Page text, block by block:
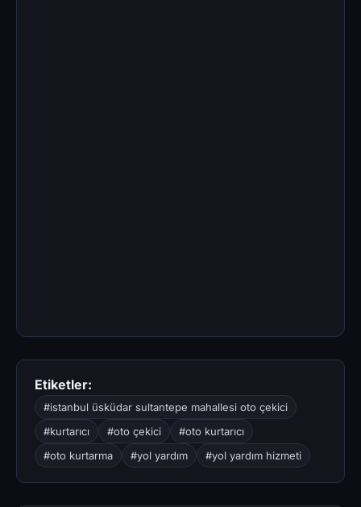
Etiketler:
#istanbul üsküdar sultantepe mahallesi oto çekici
#kurtarıcı
#oto çekici
#oto kurtarıcı
#oto kurtarma
#yol yardım #yol yardım hizmeti